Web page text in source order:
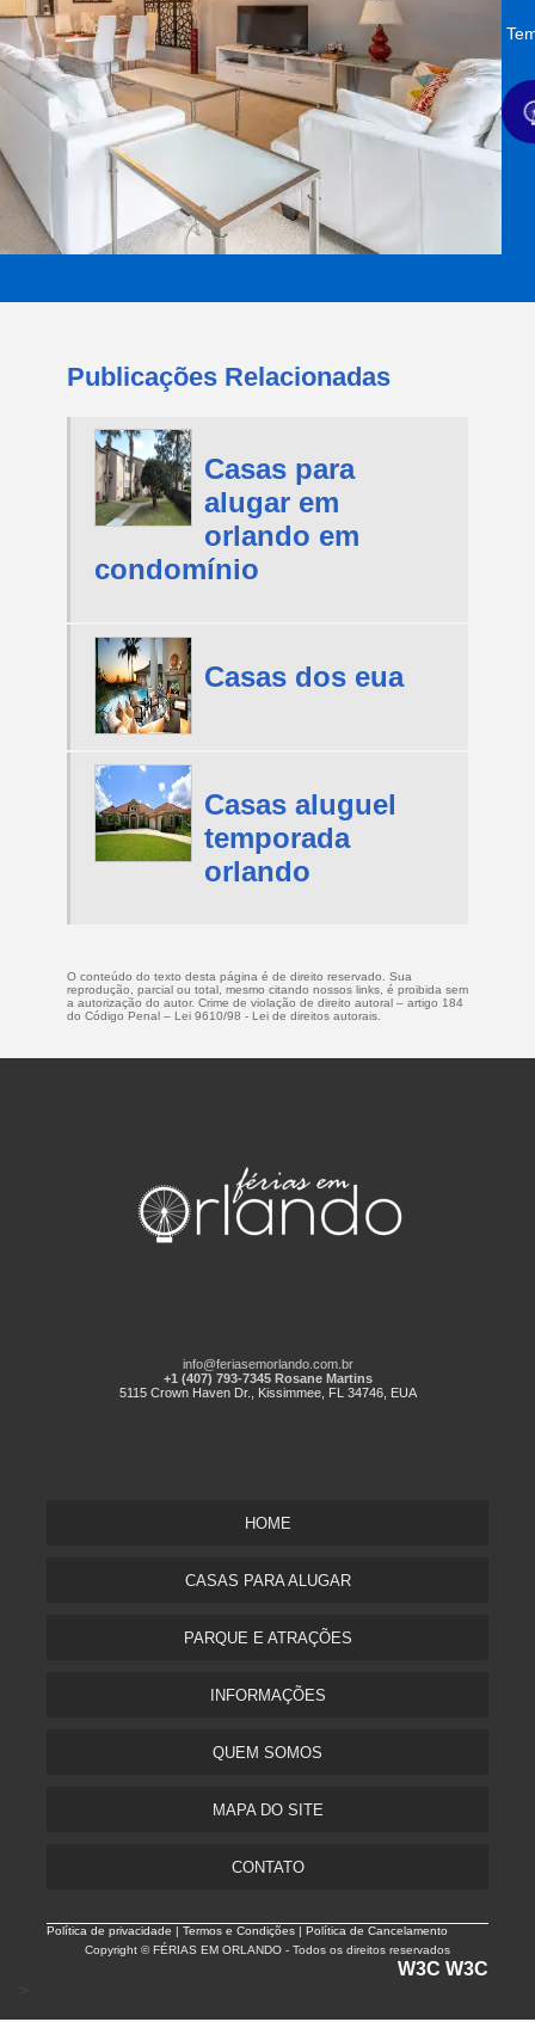
Publicações Relacionadas
Casas para
alugar em
orlando em
condomínio
Casas dos eua
Casas aluguel
temporada
orlando
O conteúdo do texto desta página é de direito reservado. Sua
reprodução, parcial ou total, mesmo citando nossos links, é proibida sem
a autorização do autor. Crime de violação de direito autoral – artigo 184
do Código Penal – Lei 9610/98 - Lei de direitos autorais
info@feriasemorlando.com.br
+1 (407) 793-7345 Rosane Martins
5115 Crown Haven Dr., Kissimmee, FL 34746, EUA
HOME
CASAS PARA ALUGAR
PARQUE E ATRAÇÕES
INFORMAÇÕES
QUEM SOMOS
MAPA DO SITE
CONTATO
Política de privacidade |Termos e Condições | Política de Cancelamento
Copyright © FÉRIAS EM ORLANDO - Todos os direitos reservados
W3C W3C